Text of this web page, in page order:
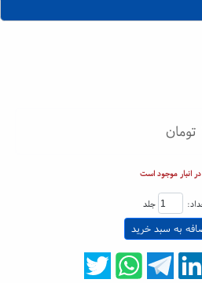
تومان
در انبار موجود است
جلد
به سبد خرید